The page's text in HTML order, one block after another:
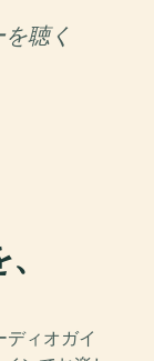
聴く
ディオガイ